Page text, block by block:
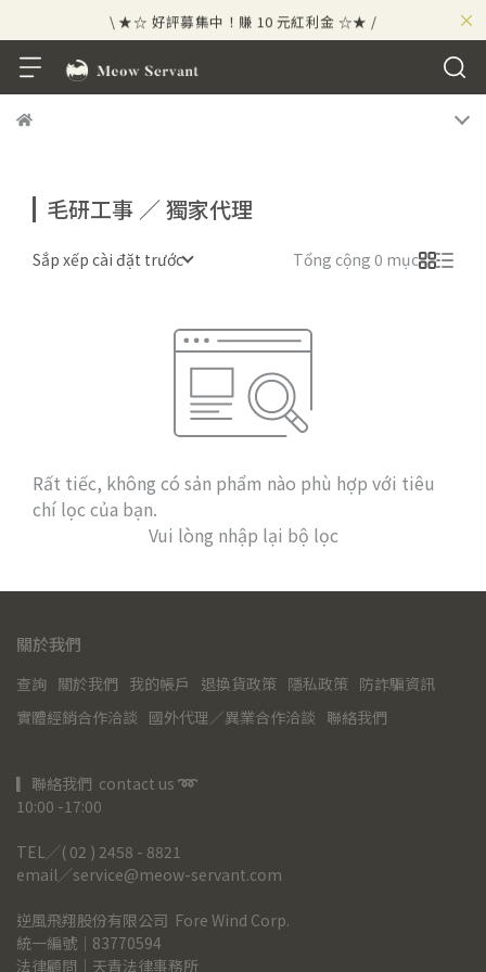
×
\ ★☆ 好評募集中！賺 10 元紅利金 ☆★ /
毛研工事 ／ 獨家代理
Sắp xếp cài đặt trước Tổng cộng 0 mục
Rất tiếc, không có sản phẩm nào phù hợp với tiêu
chí lọc của bạn.
Vui lòng nhập lại bộ lọc
關於我們
查詢 關於我們 我的帳戶 退換貨政策 隱私政策 防詐騙資訊
實體經銷合作洽談 國外代理／異業合作洽談 聯絡我們
▎聯絡我們  contact us ➿
10:00 -17:00
TEL╱( 02 ) 2458 - 8821
email╱service@meow-servant.com
逆風飛翔股份有限公司  Fore Wind Corp.
統一編號｜83770594
法律顧問｜天青法律事務所